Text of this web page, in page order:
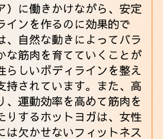
）に働きかけながら、安定
インを作るのに効果的で
、自然な動きによってバラ
な筋肉を育てていくことが
らしいボディラインを整え
持されています。また、高
、運動効率を高めて筋肉を
りするホットヨガは、女性
は欠かせないフィットネス